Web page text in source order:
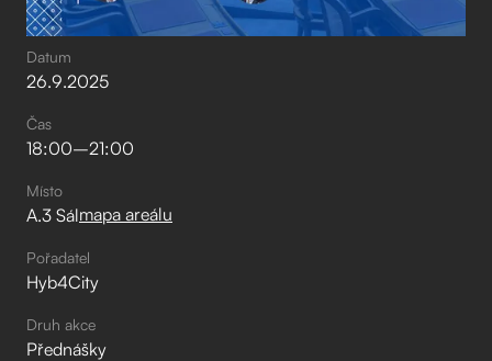
Datum
26.9.2025
Čas
18:00–⁠21:00
Místo
A.3 Sálmapa areálu
Pořadatel
Hyb4City
Druh akce
Přednášky